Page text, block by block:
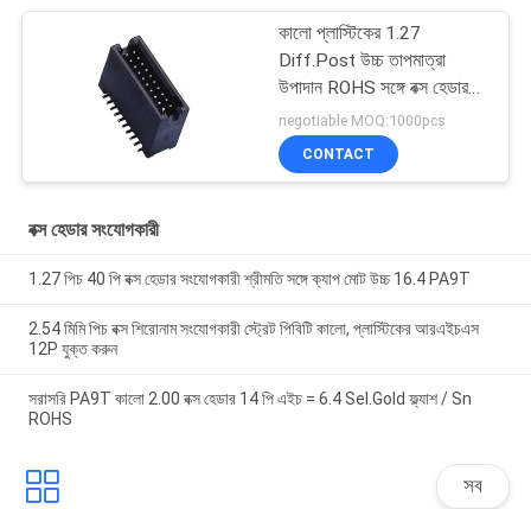
কালো প্লাস্টিকের 1.27
Diff.Post উচ্চ তাপমাত্রা
উপাদান ROHS সঙ্গে বক্স হেডার
50Pin শ্রীমতি LCP
negotiable MOQ:1000pcs
CONTACT
বক্স হেডার সংযোগকারী
1.27 পিচ 40 পি বক্স হেডার সংযোগকারী শ্রীমতি সঙ্গে ক্যাপ মোট উচ্চ 16.4 PA9T
2.54 মিমি পিচ বক্স শিরোনাম সংযোগকারী স্ট্রেট পিবিটি কালো, প্লাস্টিকের আরএইচএস
12P যুক্ত করুন
সরাসরি PA9T কালো 2.00 বক্স হেডার 14 পি এইচ = 6.4 Sel.Gold ফ্ল্যাশ / Sn
ROHS
সব